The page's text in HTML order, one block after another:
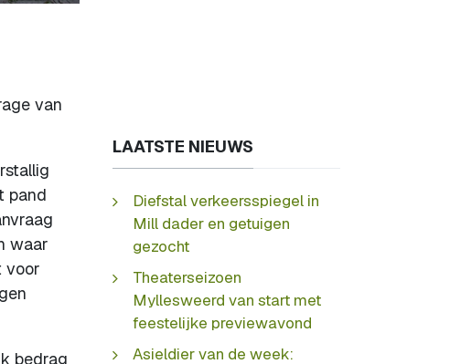
van
pand
waar
voor
bedrag
LAATSTE NIEUWS
Diefstal verkeersspiegel in
Mill dader en getuigen
gezocht
Theaterseizoen
Myllesweerd van start met
feestelijke previewavond
Asieldier van de week: